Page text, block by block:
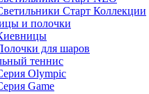
Старт Коллекции
и полочки
для шаров
теннис
Olympic
Game